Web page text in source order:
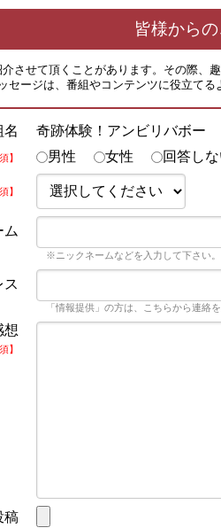
皆様から
介させて頂くことがあります。その際、
セージは、番組やコンテンツに役立て
名
奇跡体験！アンビリバボー
】 男性 女性 回答し
】
ム
※ニックネームなどを入力して下さい。
ス
「情報提供」の方は、こちらから連絡
想
】
稿